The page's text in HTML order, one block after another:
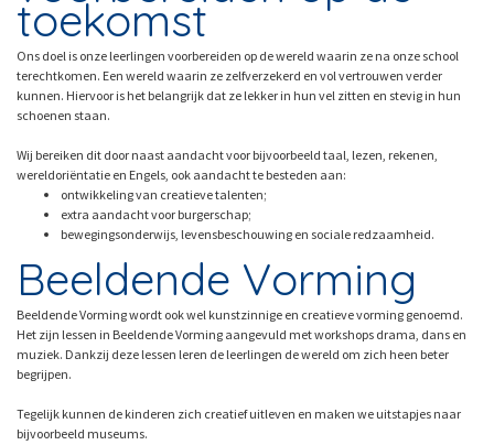
toekomst
Ons doel is onze leerlingen voorbereiden op de wereld waarin ze na onze school
terechtkomen. Een wereld waarin ze zelfverzekerd en vol vertrouwen verder
kunnen. Hiervoor is het belangrijk dat ze lekker in hun vel zitten en stevig in hun
schoenen staan.
Wij bereiken dit door naast aandacht voor bijvoorbeeld taal, lezen, rekenen,
wereldoriëntatie en Engels, ook aandacht te besteden aan:
ontwikkeling van creatieve talenten;
extra aandacht voor burgerschap;
bewegingsonderwijs, levensbeschouwing en sociale redzaamheid.
Beeldende Vorming
Beeldende Vorming wordt ook wel kunstzinnige en creatieve vorming genoemd.
Het zijn lessen in Beeldende Vorming aangevuld met workshops drama, dans en
muziek. Dankzij deze lessen leren de leerlingen de wereld om zich heen beter
begrijpen.
Tegelijk kunnen de kinderen zich creatief uitleven en maken we uitstapjes naar
bijvoorbeeld museums.